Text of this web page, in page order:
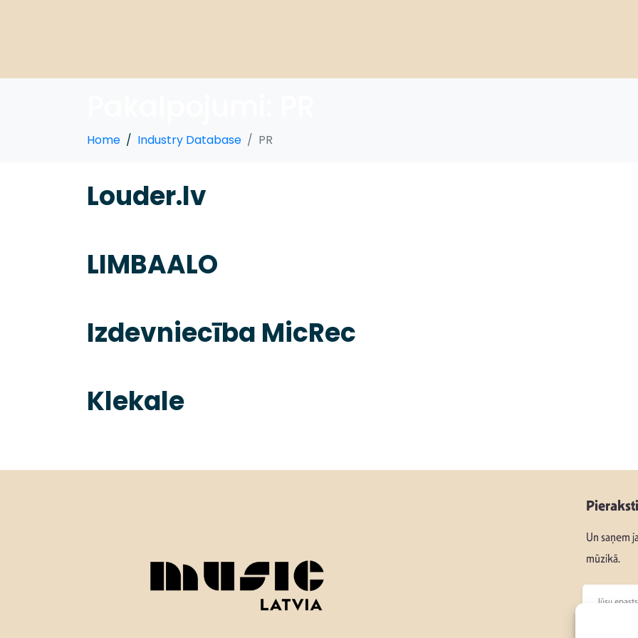
Home Industry Database PR
Louder.lv
LIMBAALO
Izdevniecība MicRec
Klekale
Un saņem
mūzikā.